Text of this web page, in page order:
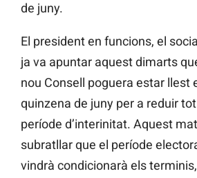
de juny.
El president en funcions, el
ja va apuntar aquest dimarts
nou Consell poguera estar llest
quinzena de juny per a reduir
període d’interinitat. Aquest
subratllar que el període
vindrà condicionarà els